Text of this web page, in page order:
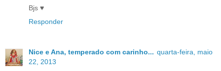
Bjs ♥
Responder
Nice e Ana, temperado com carinho... quarta-feira, maio
22, 2013